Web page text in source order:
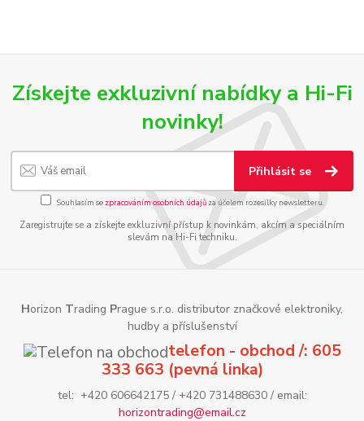
Získejte exkluzivní nabídky a Hi-Fi
novinky!
Přihlásit se
Souhlasím se zpracováním osobních údajůza účelem rozesílky newsletteru.
Zaregistrujte se a získejte exkluzivní přístup k novinkám, akcím a speciálním
slevám na Hi-Fi techniku.
Horizon Trading Prague s.r.o. distributor značkové elektroniky,
hudby a příslušenství
telefon - obchod /: 605
333 663 (pevná linka)
tel: +420 606642175 / +420 731488630 / email:
horizontrading@email.cz